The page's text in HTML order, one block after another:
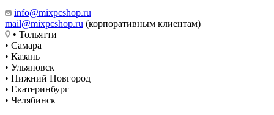
info@mixpcshop.ru
mail@mixpcshop.ru (корпоративным клиентам)
• Тольятти
• Самара
• Казань
• Ульяновск
• Нижний Новгород
• Екатеринбург
• Челябинск